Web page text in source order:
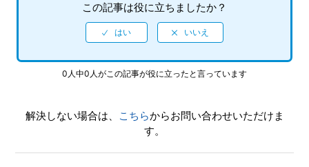
【Xbox One/ALIEN: ISOLATION -エイリアン アイソレーシ
ョン-】攻略本の発売情報を教えてほしい
この記事は役に立ちましたか？
0人中0人がこの記事が役に立ったと言っています
解決しない場合は、 こちらからお問い合わせいただけま
す。